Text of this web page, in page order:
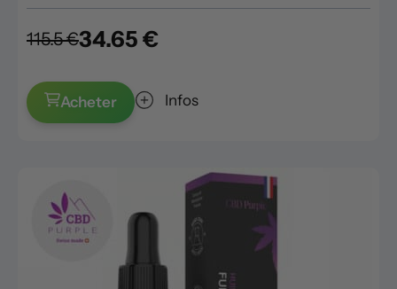
115.5 €34.65 €
Acheter Infos